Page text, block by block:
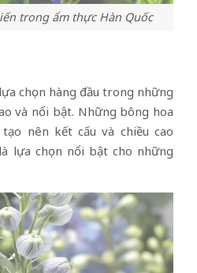
trong ẩm thực Hàn Quốc
chọn hàng đầu trong những
và nổi bật. Những bông hoa
nên kết cấu và chiều cao
lựa chọn nổi bật cho những